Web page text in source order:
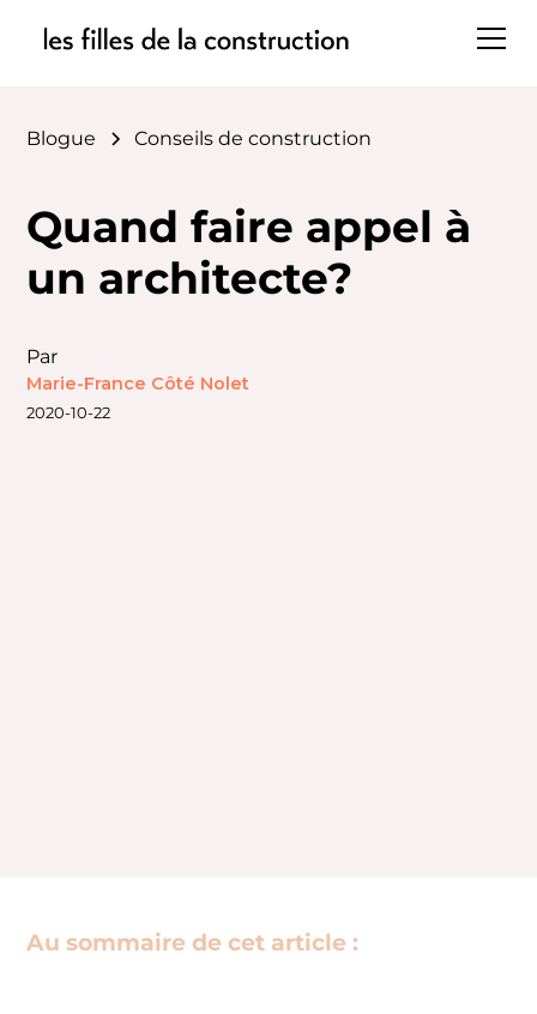
Blogue Conseils de construction
Quand faire appel à
un architecte?
Par
Marie-France Côté Nolet
2020-10-22
Au sommaire de cet article :